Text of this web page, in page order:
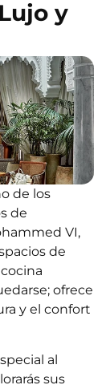
y
de los
de
VI,
de
ofrece
y el confort
al
sus